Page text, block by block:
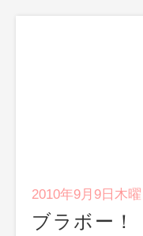
2010年9月9日木曜
ブラボー！